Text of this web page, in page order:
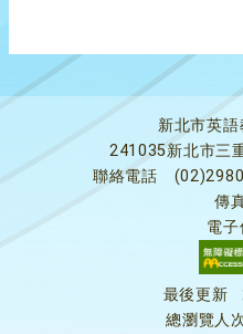
新北市英
241035新北市三
聯絡電話
傳
電子
最後更新
總瀏覽人